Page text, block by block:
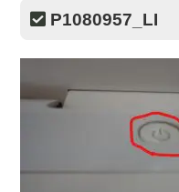
P1080957_LI